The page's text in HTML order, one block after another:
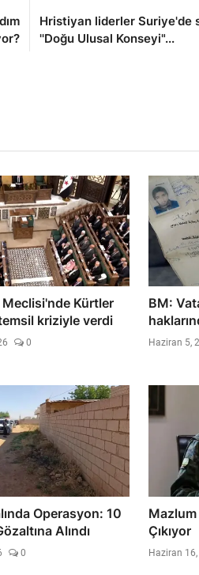
Hristiyan liderler Suriye'de
''Doğu Ulusal Konseyi"...
Kürtler
temsil kriziyle verdi
0
BM:
Haziran 5,
Operasyon: 10
Alındı
0
Çıkıyor
Haziran